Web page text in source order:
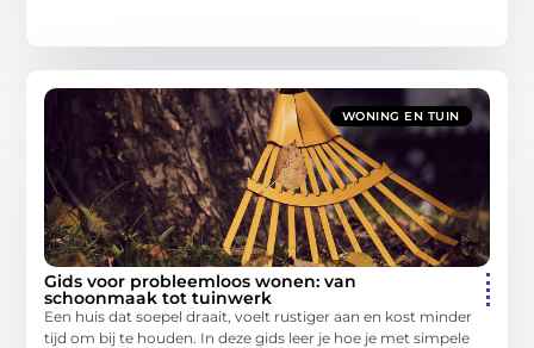
WONING EN TUIN
Gids voor probleemloos wonen: van
schoonmaak tot tuinwerk
Een huis dat soepel draait, voelt rustiger aan en kost minder
tijd om bij te houden. In deze gids leer je hoe je met simpele